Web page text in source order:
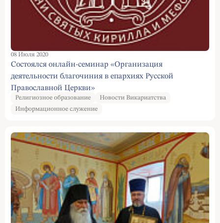
08 Июля 2020
Состоялся онлайн-семинар «Организация
деятельности благочиния в епархиях Русской
Православной Церкви»
Религиозное образование
Новости Викариатства
Информационное служение